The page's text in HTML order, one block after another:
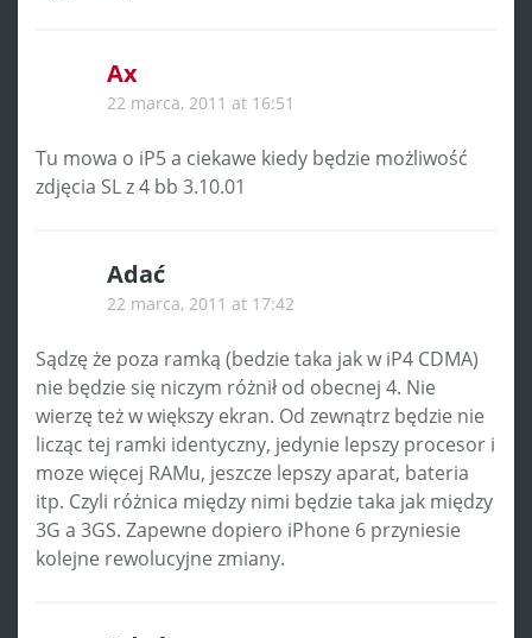
Ax
22 marca, 2011 at 16:51
Tu mowa o iP5 a ciekawe kiedy będzie możliwość
zdjęcia SL z 4 bb 3.10.01
Adać
22 marca, 2011 at 17:42
Sądzę że poza ramką (bedzie taka jak w iP4 CDMA)
nie będzie się niczym różnił od obecnej 4. Nie
wierzę też w większy ekran. Od zewnątrz będzie nie
licząc tej ramki identyczny, jedynie lepszy procesor i
moze więcej RAMu, jeszcze lepszy aparat, bateria
itp. Czyli różnica między nimi będzie taka jak między
3G a 3GS. Zapewne dopiero iPhone 6 przyniesie
kolejne rewolucyjne zmiany.